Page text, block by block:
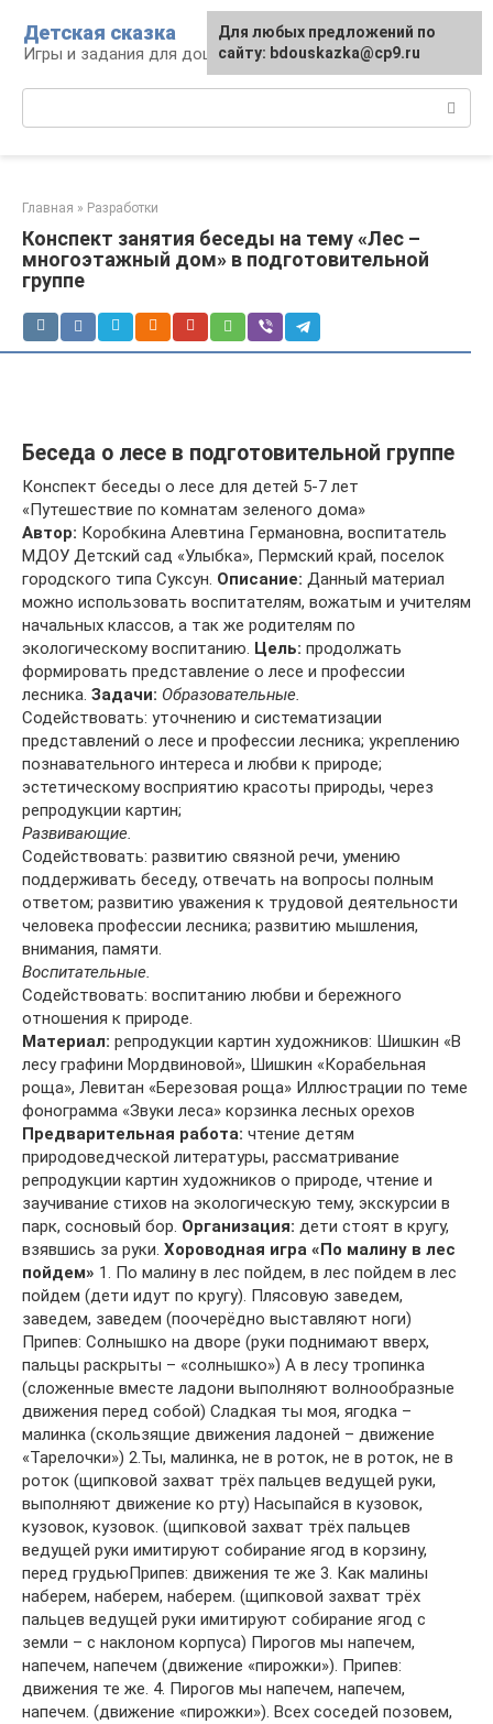
контенту
Детская сказка
Игры и задания для дошкольников
Главная » Разработки
Конспект занятия беседы на тему «Лес –
многоэтажный дом» в подготовительной
группе
Беседа о лесе в подготовительной группе
Конспект беседы о лесе для детей 5-7 лет
«Путешествие по комнатам зеленого дома»
Автор: Коробкина Алевтина Германовна, воспитатель
МДОУ Детский сад «Улыбка», Пермский край, поселок
городского типа Суксун. Описание: Данный материал
можно использовать воспитателям, вожатым и учителям
начальных классов, а так же родителям по
экологическому воспитанию. Цель: продолжать
формировать представление о лесе и профессии
лесника. Задачи: Образовательные.
Содействовать: уточнению и систематизации
представлений о лесе и профессии лесника; укреплению
познавательного интереса и любви к природе;
эстетическому восприятию красоты природы, через
репродукции картин;
Развивающие.
Содействовать: развитию связной речи, умению
поддерживать беседу, отвечать на вопросы полным
ответом; развитию уважения к трудовой деятельности
человека профессии лесника; развитию мышления,
внимания, памяти.
Воспитательные.
Содействовать: воспитанию любви и бережного
отношения к природе.
Материал: репродукции картин художников: Шишкин «В
лесу графини Мордвиновой», Шишкин «Корабельная
роща», Левитан «Березовая роща» Иллюстрации по теме
фонограмма «Звуки леса» корзинка лесных орехов
Предварительная работа: чтение детям
природоведческой литературы, рассматривание
репродукции картин художников о природе, чтение и
заучивание стихов на экологическую тему, экскурсии в
парк, сосновый бор. Организация: дети стоят в кругу,
взявшись за руки. Хороводная игра «По малину в лес
пойдем» 1. По малину в лес пойдем, в лес пойдем в лес
пойдем (дети идут по кругу). Плясовую заведем,
заведем, заведем (поочерёдно выставляют ноги)
Припев: Солнышко на дворе (руки поднимают вверх,
пальцы раскрыты – «солнышко») А в лесу тропинка
(сложенные вместе ладони выполняют волнообразные
движения перед собой) Сладкая ты моя, ягодка –
малинка (скользящие движения ладоней – движение
«Тарелочки») 2.Ты, малинка, не в роток, не в роток, не в
роток (щипковой захват трёх пальцев ведущей руки,
выполняют движение ко рту) Насыпайся в кузовок,
кузовок, кузовок. (щипковой захват трёх пальцев
ведущей руки имитируют собирание ягод в корзину,
перед грудьюПрипев: движения те же 3. Как малины
наберем, наберем, наберем. (щипковой захват трёх
пальцев ведущей руки имитируют собирание ягод с
земли – с наклоном корпуса) Пирогов мы напечем,
напечем, напечем (движение «пирожки»). Припев:
движения те же. 4. Пирогов мы напечем, напечем,
напечем. (движение «пирожки»). Всех соседей позовем,
Для любых предложений по
сайту: bdouskazka@cp9.ru